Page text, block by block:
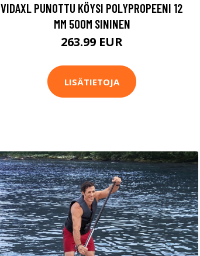
VIDAXL PUNOTTU KÖYSI POLYPROPEENI 12
MM 500M SININEN
263.99 EUR
LISÄTIETOJA